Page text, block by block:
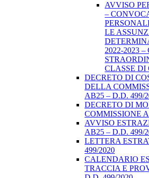
AVVISO
–
LE
2022-2023 –
CLASSE DI
DECRETO DI
DELLA
AB25 – D.D. 499/
DECRETO DI
COMMISSIONE
AVVISO
AB25 – D.D. 499/
LETTERA
499/2020
CALENDARIO
TRACCIA E